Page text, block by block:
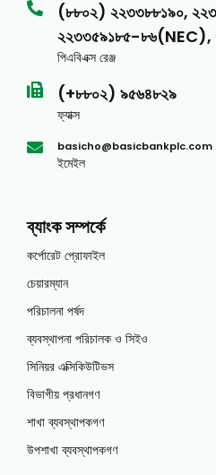
(৮৮০২) ২২৩৩৮৮১৯০,
২২৩৩৫৯১৮৫-৮৬(NEC),
পিএবিএক্স রেঞ্জ
(+৮৮০২) ৯৫৬৪৮২৯
ফ্যাক্স
basicho@basicbankplc.com
ইমেইল
ব্যাংক সম্পর্কে
কর্পোরেট প্রোফাইল
চেয়ারম্যান
পরিচালনা পর্ষদ
ব্যবস্থাপনা পরিচালক ও সিইও
সিনিয়র এক্সিকিউটিভস
বিভাগীয় প্রধানগণ
শাখা ব্যবস্থাপকগণ
উপশাখা ব্যবস্থাপকগণ